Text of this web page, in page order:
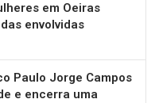
em Oeiras
envolvidas
Paulo Jorge Campos
e encerra uma